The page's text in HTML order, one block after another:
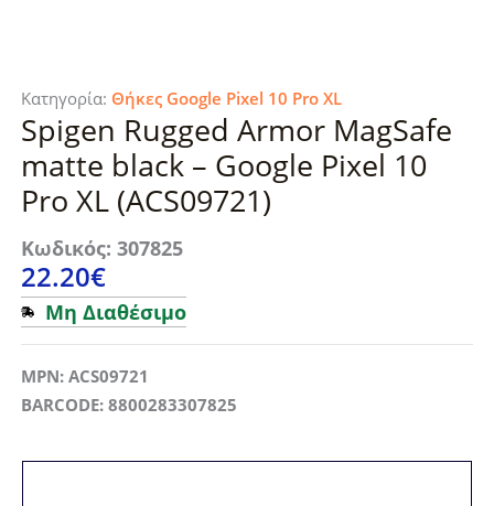
Κατηγορία: Θήκες Google Pixel 10 Pro XL
Spigen Rugged Armor MagSafe
matte black – Google Pixel 10
Pro XL (ACS09721)
Κωδικός: 307825
22.20€
Μη Διαθέσιμο
MPN: ACS09721
BARCODE: 8800283307825